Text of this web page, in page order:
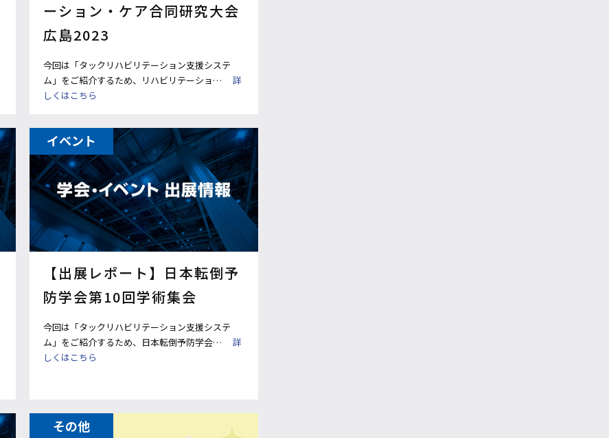
ーション・ケア合同研究大会
広島2023
今回は「タックリハビリテーション支援システ
ム」をご紹介するため、リハビリテーショ…
詳
しくはこちら
イベント
【出展レポート】日本転倒予
防学会第10回学術集会
今回は「タックリハビリテーション支援システ
ム」をご紹介するため、日本転倒予防学会…
詳
しくはこちら
その他